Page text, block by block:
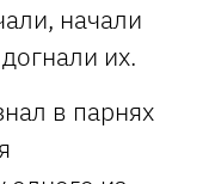
начали
их.
в парнях